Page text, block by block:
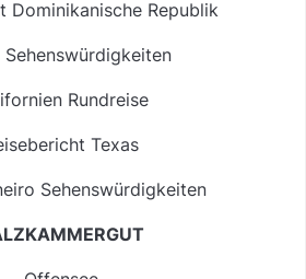
Dominikanische Republik
Sehenswürdigkeiten
Rundreise
Texas
Sehenswürdigkeiten